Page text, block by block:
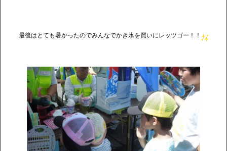
最後はとても暑かったのでみんなでかき氷を買いにレッツゴー！！